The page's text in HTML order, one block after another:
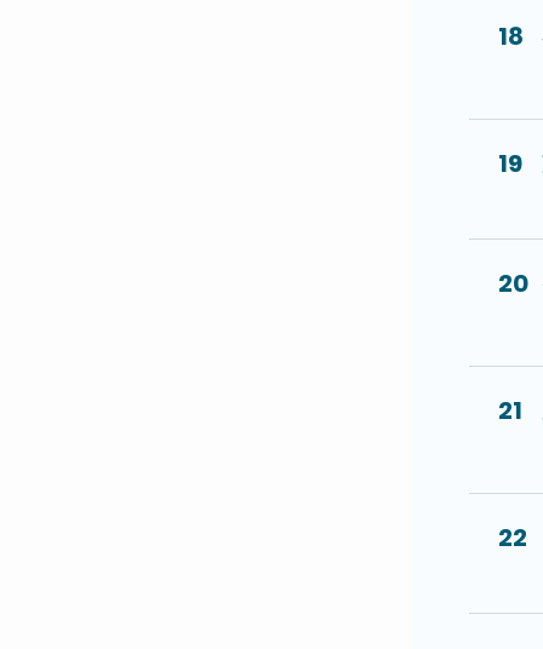
18
19
20
21
22